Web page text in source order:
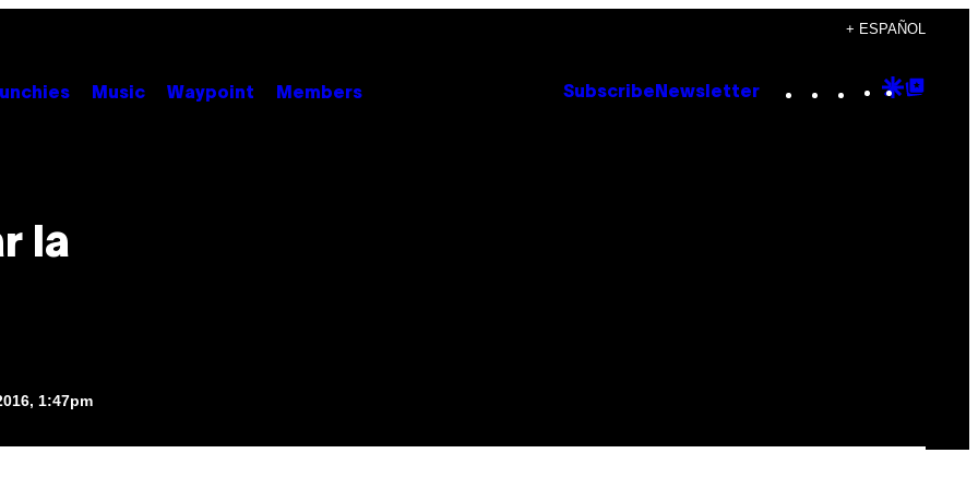
+ ESPAÑOL
Music Waypoint Members Subscribe Newsletter Instagram
TikTok
YouTube
Google
la
1:47pm